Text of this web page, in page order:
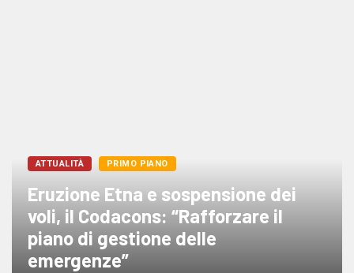
ATTUALITÀ PRIMO PIANO
Eruzione Etna e sospensione dei
voli, il Codacons: “Rafforzare il
piano di gestione delle
emergenze”